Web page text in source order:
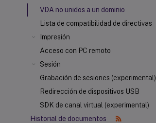
VDA no unidos a un dominio
Lista de compatibilidad de directivas
Impresión
Acceso con PC remoto
Sesión
Grabación de sesiones (experimental)
Redirección de dispositivos USB
SDK de canal virtual (experimental)
Historial de documentos